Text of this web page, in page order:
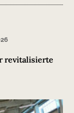
revitalisierte